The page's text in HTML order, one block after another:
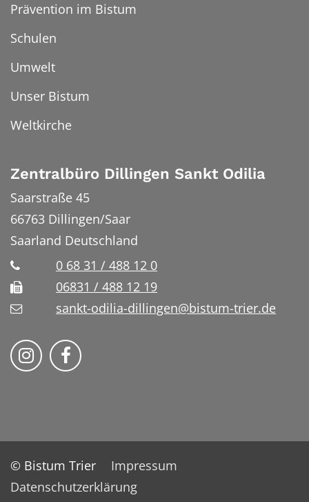
Prävention im Bistum
Schulen
Umwelt
Unser Bistum
Weltkirche
Zentralbüro Dillingen Sankt Odilia
Saarstraße 45
66763 Dillingen/Saar
Saarland Deutschland
0 68 31 / 488 12 0
06831 / 488 12 19
sankt-odilia-dillingen@bistum-trier.de
Bistum Trier auf Instragram
Bistum Trier auf Facebook
© Bistum Trier
Impressum
Datenschutzerklärung